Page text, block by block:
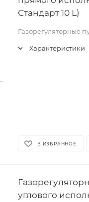
Стандарт 10 L)
Газорегуляторные
Характеристики
В ИЗБРАННОЕ
углового